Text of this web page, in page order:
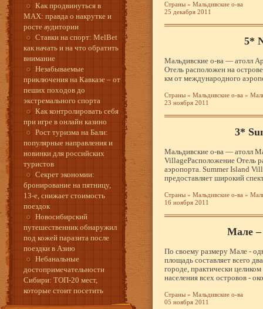
Как продвинуться в
MAX: правда о накрутке и
росте аудитории
Ставки на спорт: MelBet
как начать и на что обратить
внимание
Незабываемые
приключения на Кавказе – от
пеших походов до
экстремального спорта
Как контролировать себя
при игре в онлайн казино
Рост туризма на Бали:
популярные направления и
новинки для российских
туристов
Секрет экономии:
бронирование на пятницу,
13-е, снижает стоимость
поездок
Новосибирский
путешественник обнаружил
под кожей паразита после
поездки в Азию
Небанальные
достопримечательности
Сибири: ТОП-20 мест,
которые стоит посетить
Страны » Мальдивские о-ва
25 декабря 2011
5*
Мальдивские о-ва — атолл
Отель расположен на
км от международного
Страны » Мальдивские о-ва »
23 ноября 2011
3*
Мальдивские о-ва — атолл
VillageРасположение Отель
аэропорта. Summer Island
предоставляет широкий
Страны » Мальдивские о-ва »
16 ноября 2011
Мале –
По своему размеру Мале -
площадь составляет всего
городе, практически
населения всех островов -
Страны » Мальдивские о-ва
05 ноября 2011